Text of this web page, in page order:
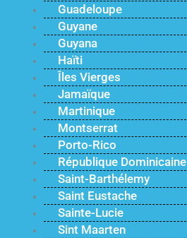
Guadeloupe
Guyane
Guyana
Haïti
Îles Vierges
Jamaïque
Martinique
Montserrat
Porto-Rico
République Dominicaine
Saint-Barthélemy
Saint Eustache
Sainte-Lucie
Sint Maarten